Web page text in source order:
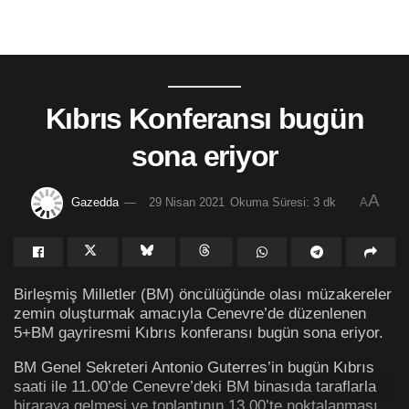
Kıbrıs Konferansı bugün
sona eriyor
Gazedda 29 Nisan 2021 Okuma Süresi: 3 dk AA
Birleşmiş Milletler (BM) öncülüğünde olası müzakereler
zemin oluşturmak amacıyla Cenevre’de düzenlenen
5+BM gayriresmi Kıbrıs konferansı bugün sona eriyor.
BM Genel Sekreteri Antonio Guterres’in bugün Kıbrıs
saati ile 11.00’de Cenevre’deki BM binasıda taraflarla